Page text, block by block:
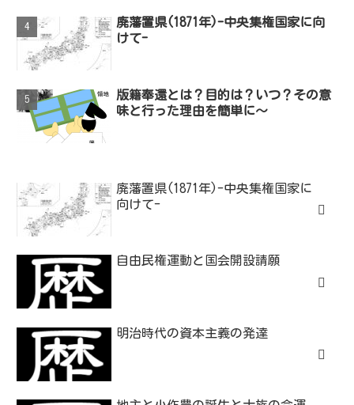
廃藩置県(1871年)-中央集権国家に向
けて-
版籍奉還とは？目的は？いつ？その意
味と行った理由を簡単に～
廃藩置県(1871年)-中央集権国家に
向けて-
自由民権運動と国会開設請願
明治時代の資本主義の発達